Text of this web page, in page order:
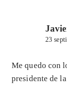
23
Me quedo con
presidente de